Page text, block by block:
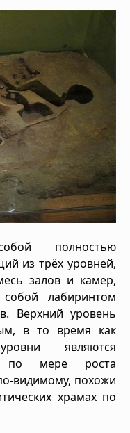
полностью
из трёх уровней,
залов и камер,
лабиринтом
Верхний уровень
в то время как
являются
по мере роста
видимому, похожи
храмах по